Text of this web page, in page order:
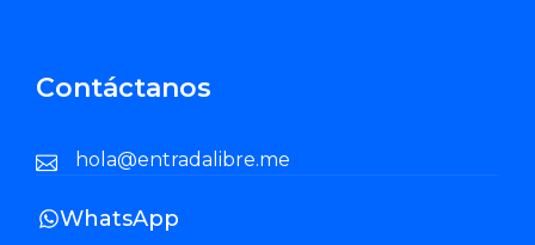
Contáctanos
hola@entradalibre.me
WhatsApp